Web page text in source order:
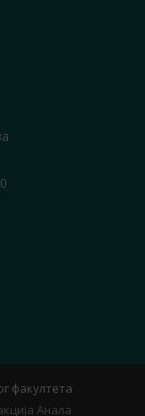
факултета
Анала